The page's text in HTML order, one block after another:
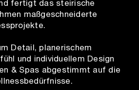
fertigt das steirische
maßgeschneiderte
Detail, planerischem
und individuellem Design
& Spas abgestimmt auf die